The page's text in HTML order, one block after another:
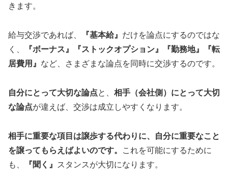
きます。
給与交渉であれば、 『基本給』 だけを論点にするのではな
く、
『ボーナス』『ストックオプション』『勤務地』『転
居費用』 など、さまざまな論点を同時に交渉するのです。
自分にとって大切な論点と、 相手（会社側）にとって大切
な論点が違えば、交渉は成立しやすくなります。
相手に重要な項目は譲歩する代わりに、自分に重要なこと
を譲ってもらえばよいのです。
これを可能にするために
も、
『聞く』 スタンスが大切になります。